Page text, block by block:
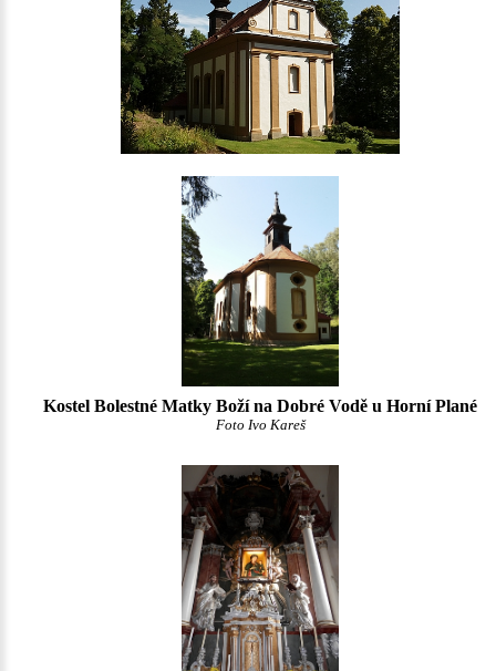
Kostel Bolestné Matky Boží na Dobré Vodě u Horní Plané
Foto Ivo Kareš